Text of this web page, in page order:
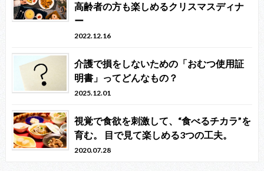
高齢者の方も楽しめるクリスマスディナ
ー
2022.12.16
介護で損をしないための「おむつ使用証
明書」ってどんなもの？
2025.12.01
視覚で食欲を刺激して、“食べるチカラ”を
育む。 目で見て楽しめる3つの工夫。
2020.07.28